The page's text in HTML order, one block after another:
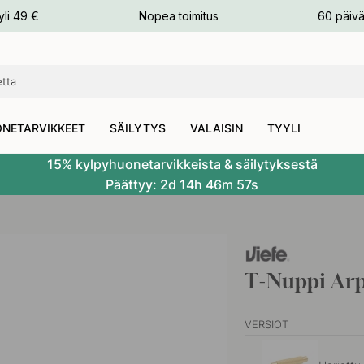
49 € Nopea toimitus 60
SÄILYTYS VALAISIN TYYLI
15% kylpyhuonetarvikkeista & säilytyksestä
Päättyy: 2d 14h 46m 56s
T-Nuppi
VERSIOT